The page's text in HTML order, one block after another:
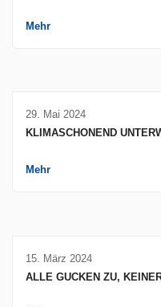
Mehr
29. Mai 2024
KLIMASCHONEND
Mehr
15. März 2024
ALLE GUCKEN ZU,